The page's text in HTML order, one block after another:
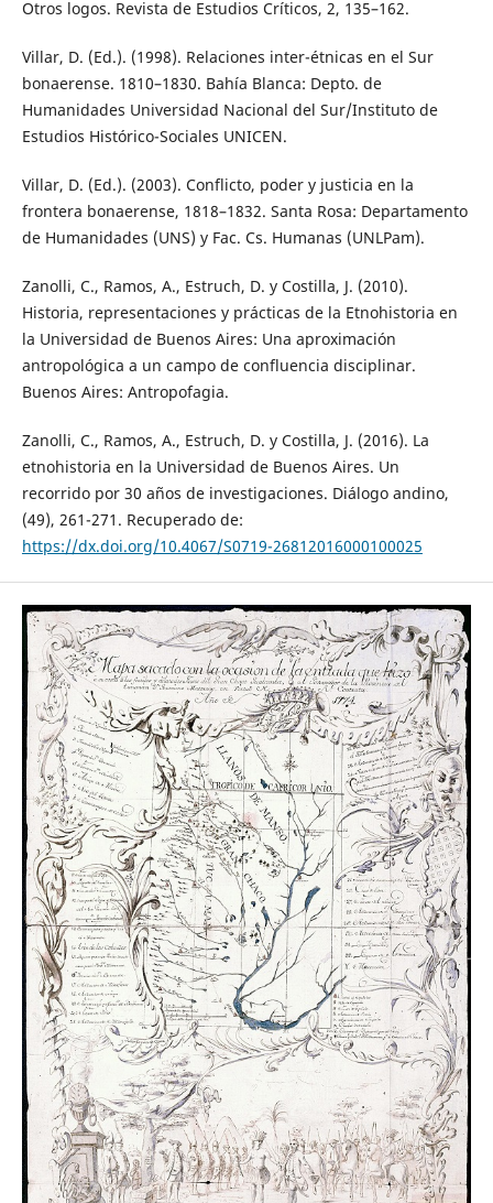
Otros logos. Revista de Estudios Críticos, 2, 135–162.
Villar, D. (Ed.). (1998). Relaciones inter-étnicas en el Sur
bonaerense. 1810–1830. Bahía Blanca: Depto. de
Humanidades Universidad Nacional del Sur/Instituto de
Estudios Histórico-Sociales UNICEN.
Villar, D. (Ed.). (2003). Conflicto, poder y justicia en la
frontera bonaerense, 1818–1832. Santa Rosa: Departamento
de Humanidades (UNS) y Fac. Cs. Humanas (UNLPam).
Zanolli, C., Ramos, A., Estruch, D. y Costilla, J. (2010).
Historia, representaciones y prácticas de la Etnohistoria en
la Universidad de Buenos Aires: Una aproximación
antropológica a un campo de confluencia disciplinar.
Buenos Aires: Antropofagia.
Zanolli, C., Ramos, A., Estruch, D. y Costilla, J. (2016). La
etnohistoria en la Universidad de Buenos Aires. Un
recorrido por 30 años de investigaciones. Diálogo andino,
(49), 261-271. Recuperado de:
https://dx.doi.org/10.4067/S0719-26812016000100025